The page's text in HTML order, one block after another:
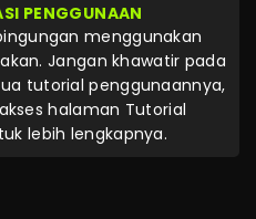
PENGGUNAAN
menggunakan
Jangan khawatir pada
tutorial penggunaannya,
halaman Tutorial
lebih lengkapnya.